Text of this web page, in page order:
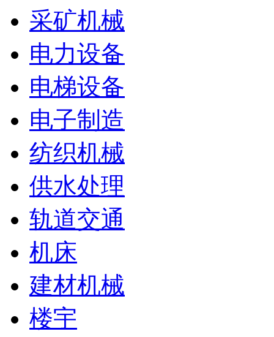
采矿机械
电力设备
电梯设备
电子制造
纺织机械
供水处理
轨道交通
机床
建材机械
楼宇